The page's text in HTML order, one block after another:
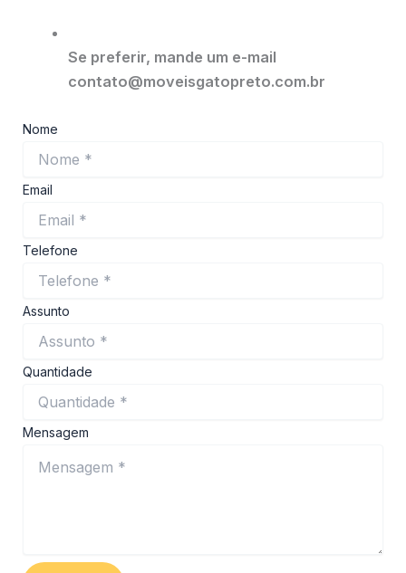
Se preferir, mande um e-mail
contato@moveisgatopreto.com.br
Nome
Email
Telefone
Assunto
Quantidade
Mensagem